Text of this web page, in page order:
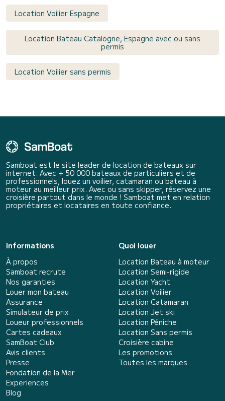
Location Voilier Espagne
Location Bateau Catalogne, Espagne avec ou sans
permis
Location Voilier sans permis
Samboat est le site leader de location de bateaux sur
internet. Avec + 50 000 bateaux de particuliers et de
professionnels, louez un voilier, catamaran ou bateau à
moteur au meilleur prix. Avec ou sans skipper, réservez une
croisière partout dans le monde ! Samboat met en relation
propriétaires et locataires en toute confiance.
Informations
À propos
Samboat recrute
Nos garanties
Louer mon bateau
Assurance
Simulateur de prix
Loueur professionnels
Cartes cadeaux
SamBoat Club
Avis clients
Presse
Fondation de la Mer
Experiences
Blog
Quoi louer
Location Bateau à moteur
Location Semi-rigide
Location Yacht
Location Voilier
Location Catamaran
Location Jet ski
Location Péniche
Location Sans permis
Croisière cabine
Les promotions
Toutes les marques